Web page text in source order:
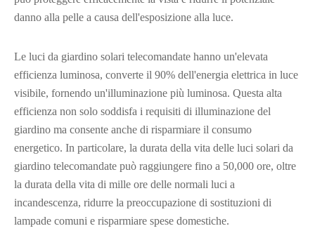
danno alla pelle a causa dell'esposizione alla luce.
Le luci da giardino solari telecomandate hanno un'elevata
efficienza luminosa, converte il 90% dell'energia elettrica in luce
visibile, fornendo un'illuminazione più luminosa. Questa alta
efficienza non solo soddisfa i requisiti di illuminazione del
giardino ma consente anche di risparmiare il consumo
energetico. In particolare, la durata della vita delle luci solari da
giardino telecomandate può raggiungere fino a 50,000 ore, oltre
la durata della vita di mille ore delle normali luci a
incandescenza, ridurre la preoccupazione di sostituzioni di
lampade comuni e risparmiare spese domestiche.